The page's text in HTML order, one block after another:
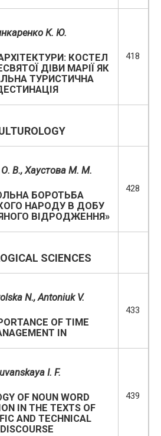
К. Ю.
КОСТЕЛ
ДІВИ МАРІЇ ЯК
ТУРИСТИЧНА
418
О. В., Хаустова М. М.
БОРОТЬБА
НАРОДУ В ДОБУ
ВІДРОДЖЕННЯ»
428
SCIENCES
N., Antoniuk V.
OF TIME
IN
433
I. F.
OF NOUN WORD
IN THE TEXTS OF
AND TECHNICAL
DISCOURSE
439